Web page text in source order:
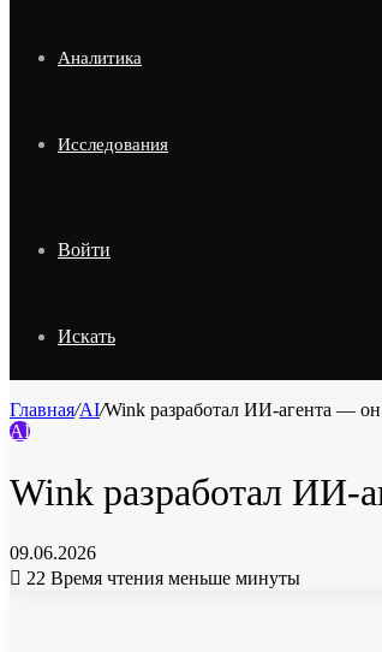
Аналитика
Исследования
Войти
Искать
Главная/AI/Wink разработал ИИ-агента —
AI
Wink разработал ИИ-
09.06.2026
22 Время чтения меньше минуты